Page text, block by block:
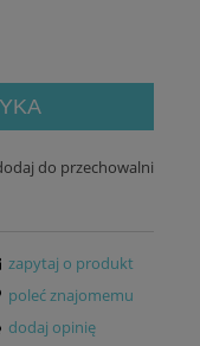
do przechowalni
zapytaj o produkt
poleć znajomemu
dodaj opinię